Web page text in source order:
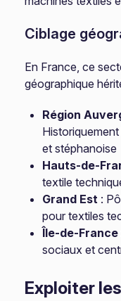
Ciblage
En France, ce
géographique
Région
et stéphanoise
Hauts-de-
textile
Grand Est :
pour textiles
Île-de-France
sociaux et
Exploiter